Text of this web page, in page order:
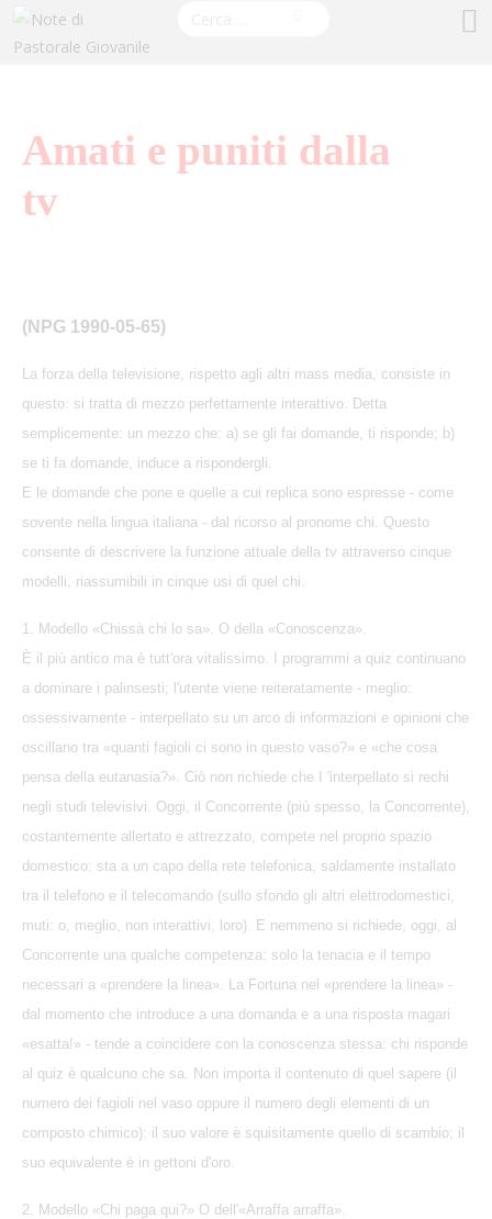
Amati e puniti dalla
tv
(NPG 1990-05-65)
La forza della televisione, rispetto agli altri mass media, consiste in
questo: si tratta di mezzo perfettamente interattivo. Detta
semplicemente: un mezzo che: a) se gli fai domande, ti risponde; b)
se ti fa domande, induce a rispondergli.
E le domande che pone e quelle a cui replica sono espresse - come
sovente nella lingua italiana - dal ricorso al pronome chi. Questo
consente di descrivere la funzione attuale della tv attraverso cinque
modelli, riassumibili in cinque usi di quel chi.
1. Modello «Chissà chi lo sa». O della «Conoscenza».
È il più antico ma è tutt'ora vitalissimo. I programmi a quiz continuano
a dominare i palinsesti; l'utente viene reiteratamente - meglio:
ossessivamente - interpellato su un arco di informazioni e opinioni che
oscillano tra «quanti fagioli ci sono in questo vaso?» e «che cosa
pensa della eutanasia?». Ciò non richiede che I 'interpellato si rechi
negli studi televisivi. Oggi, il Concorrente (più spesso, la Concorrente),
costantemente allertato e attrezzato, compete nel proprio spazio
domestico: sta a un capo della rete telefonica, saldamente installato
tra il telefono e il telecomando (sullo sfondo gli altri elettrodomestici,
muti: o, meglio, non interattivi, loro). E nemmeno si richiede, oggi, al
Concorrente una qualche competenza: solo la tenacia e il tempo
necessari a «prendere la linea». La Fortuna nel «prendere la linea» -
dal momento che introduce a una domanda e a una risposta magari
«esatta!» - tende a coincidere con la conoscenza stessa: chi risponde
al quiz è qualcuno che sa. Non importa il contenuto di quel sapere (il
numero dei fagioli nel vaso oppure il numero degli elementi di un
composto chimico): il suo valore è squisitamente quello di scambio; il
suo equivalente è in gettoni d'oro.
2. Modello «Chi paga qui?» O dell'«Arraffa arraffa».